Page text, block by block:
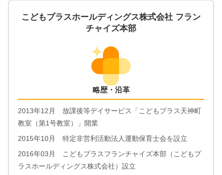
こどもプラスホールディングス株式会社 フラン
チャイズ本部
略歴・沿革
2013年12月 放課後等デイサービス「こどもプラス天神町
教室（第1号教室）」開業
2015年10月 特定非営利活動法人運動保育士会を設立
2016年03月 こどもプラスフランチャイズ本部（こどもプ
ラスホールディングス株式会社）設立